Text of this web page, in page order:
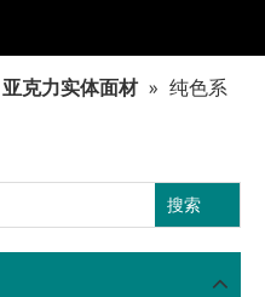
亚克力实体面材 » 纯色系
搜索